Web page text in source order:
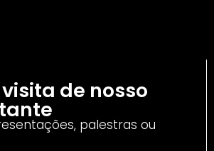
de nosso
palestras ou